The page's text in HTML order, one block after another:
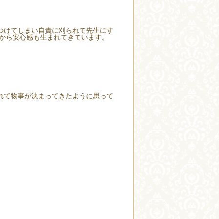
てしまい自責に刈られて先生にす
安心感も生まれてきています。
物事が決まってきたように思って